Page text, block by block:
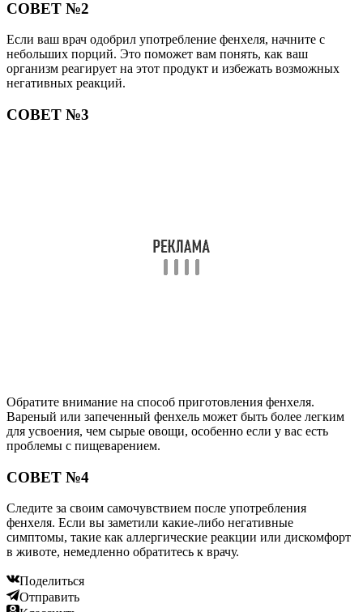
СОВЕТ №2
Если ваш врач одобрил употребление фенхеля, начните с
небольших порций. Это поможет вам понять, как ваш
организм реагирует на этот продукт и избежать возможных
негативных реакций.
СОВЕТ №3
Следите за своим самочувствием после употребления
Дерматикс (гель, пластырь): инструкция по
применению, цена, отзывы, аналоги